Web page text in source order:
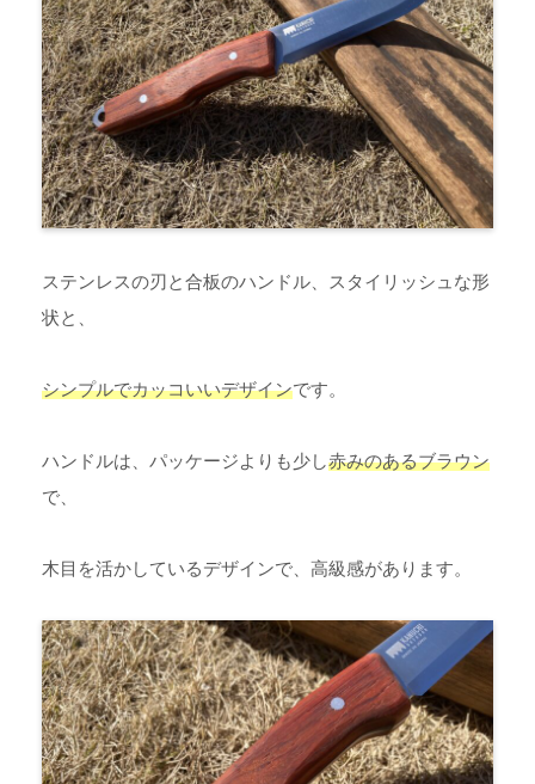
ステンレスの刃と合板のハンドル、スタイリッシュな形
状と、
シンプルでカッコいいデザインです。
ハンドルは、パッケージよりも少し赤みのあるブラウン
で、
木目を活かしているデザインで、高級感があります。